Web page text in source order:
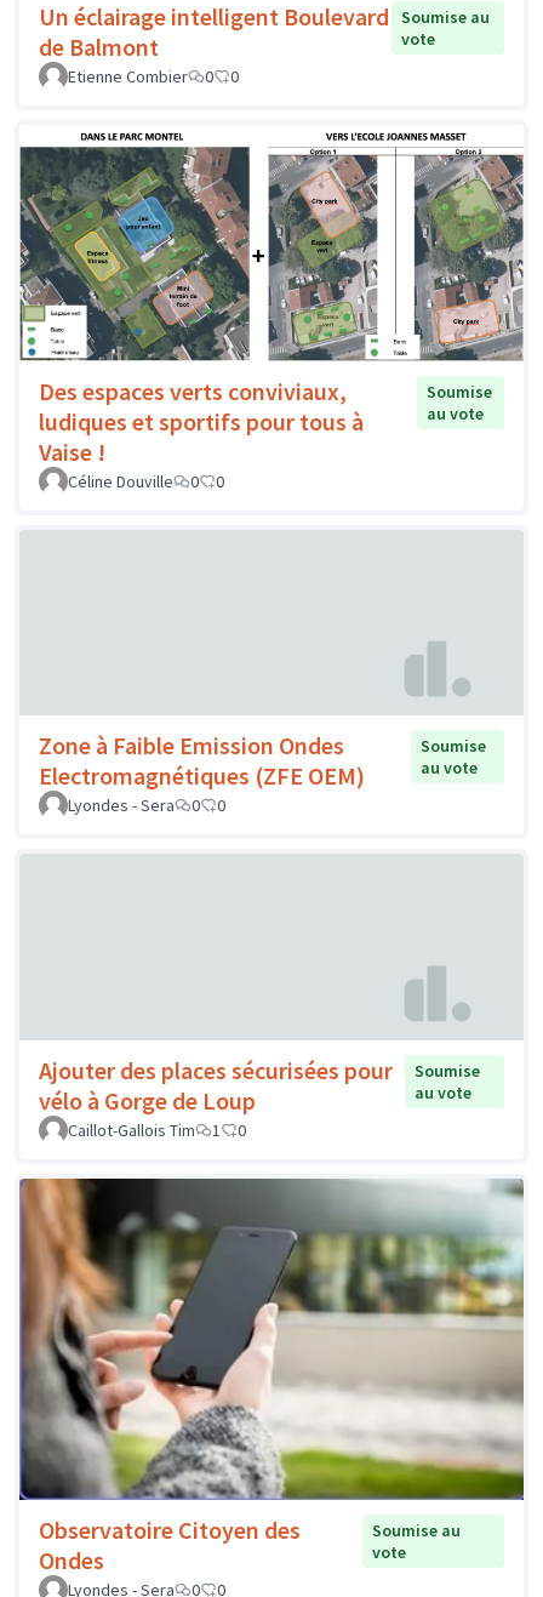
Un éclairage intelligent Boulevard
de Balmont
Soumise au
vote
Etienne Combier
0 0
Des espaces verts conviviaux,
ludiques et sportifs pour tous à
Vaise !
Soumise
au vote
Céline Douville 0 0
Zone à Faible Emission Ondes
Electromagnétiques (ZFE OEM)
Soumise
au vote
Lyondes - Sera
0 0
Ajouter des places sécurisées pour
vélo à Gorge de Loup
Soumise
au vote
Caillot-Gallois Tim
1 0
Observatoire Citoyen des
Ondes
Soumise au
vote
Lyondes - Sera
0 0